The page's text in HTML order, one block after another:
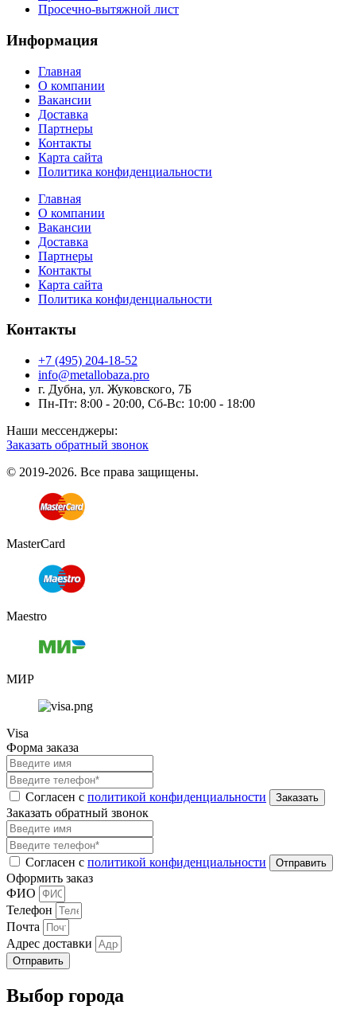
Просечно-вытяжной лист
Информация
Главная
О компании
Вакансии
Доставка
Партнеры
Контакты
Карта сайта
Политика конфиденциальности
Главная
О компании
Вакансии
Доставка
Партнеры
Контакты
Карта сайта
Политика конфиденциальности
Контакты
+7 (495) 204-18-52
info@metallobaza.pro
г. Дубна, ул. Жуковского, 7Б
Пн-Пт: 8:00 - 20:00, Сб-Вс: 10:00 - 18:00
Наши мессенджеры:
Заказать обратный звонок
© 2019-2026. Все права защищены.
MasterCard
Maestro
МИР
Visa
Форма заказа
Согласен с политикой конфиденциальности
Заказать обратный звонок
Согласен с политикой конфиденциальности
Оформить заказ
ФИО
Телефон
Почта
Адрес доставки
Отправить
Выбор города